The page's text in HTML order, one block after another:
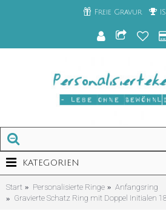
Freie Gravur
KATEGORIEN
Start Personalisierte Ringe
Anfangsring
Gravierte Schatz Ring mit Doppel Initialen